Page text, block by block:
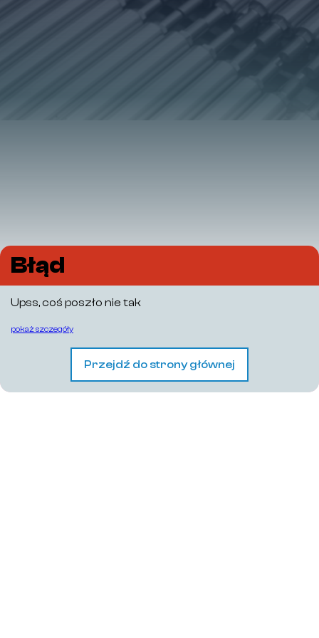
Błąd
Upss, coś poszło nie tak
pokaż szczegóły
Przejdź do strony głównej